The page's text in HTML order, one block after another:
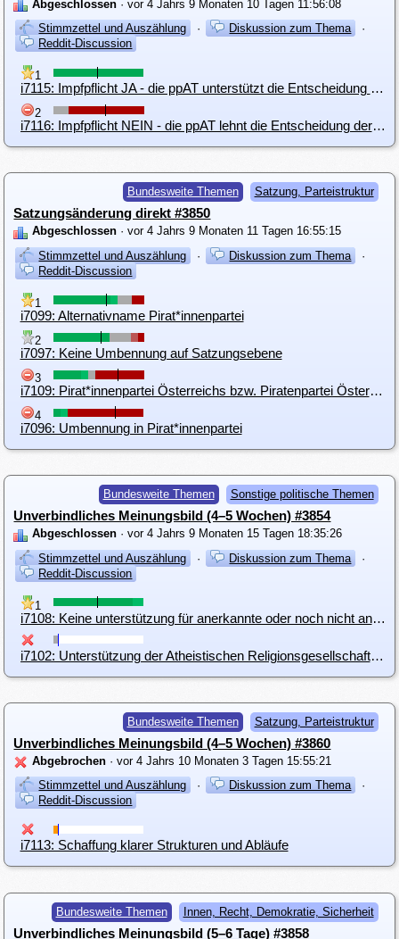
Abgeschlossen · vor 4 Jahrs 9 Monaten 10 Tagen 11:56:08
Stimmzettel und Auszählung
· Diskussion zum Thema
·
Reddit-Discussion
1
i7115: Impfpflicht JA - die ppAT unterstützt die Entscheidung der Regierung
2
i7116: Impfpflicht NEIN - die ppAT lehnt die Entscheidung der Regierung ab
Bundesweite Themen Satzung, Parteistruktur
Satzungsänderung direkt #3850
Abgeschlossen · vor 4 Jahrs 9 Monaten 11 Tagen 16:55:15
Stimmzettel und Auszählung
· Diskussion zum Thema
·
Reddit-Discussion
1
i7099: Alternativname Pirat*innenpartei
2
i7097: Keine Umbennung auf Satzungsebene
3
i7109: Pirat*innenpartei Österreichs bzw. Piratenpartei Österreichs in der Satzung
4
i7096: Umbennung in Pirat*innenpartei
Bundesweite Themen Sonstige politische Themen
Unverbindliches Meinungsbild (4–5 Wochen) #3854
Abgeschlossen · vor 4 Jahrs 9 Monaten 15 Tagen 18:35:26
Stimmzettel und Auszählung
· Diskussion zum Thema
·
Reddit-Discussion
1
i7108: Keine unterstützung für anerkannte oder noch nicht anerkannte Religionsgemeinschaften
i7102: Unterstützung der Atheistischen Religionsgesellschaft in Österreich durch die Piratenpartei Österreichs
Bundesweite Themen Satzung, Parteistruktur
Unverbindliches Meinungsbild (4–5 Wochen) #3860
Abgebrochen · vor 4 Jahrs 10 Monaten 3 Tagen 15:55:21
Stimmzettel und Auszählung
· Diskussion zum Thema
·
Reddit-Discussion
i7113: Schaffung klarer Strukturen und Abläufe
Bundesweite Themen Innen, Recht, Demokratie, Sicherheit
Unverbindliches Meinungsbild (5–6 Tage) #3858